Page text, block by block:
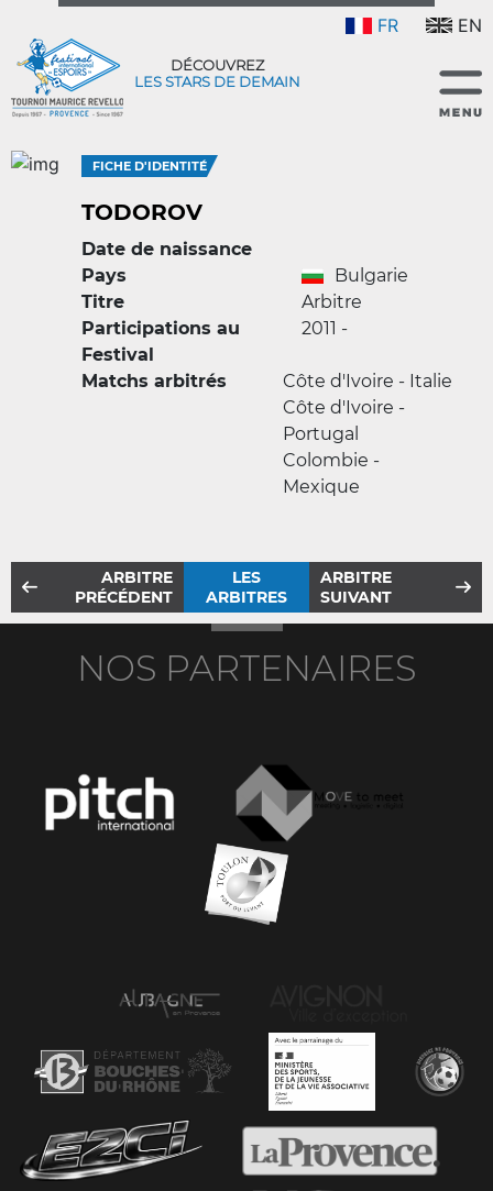
FR EN
DÉCOUVREZ
LES STARS DE DEMAIN
FICHE D'IDENTITÉ
TODOROV
Date de naissance
Pays
Bulgarie
Titre
Arbitre
Participations au
Festival
2011 -
Matchs arbitrés
Côte d'Ivoire - Italie
Côte d'Ivoire -
Portugal
Colombie -
Mexique
ARBITRE
PRÉCÉDENT
LES
ARBITRES
ARBITRE
SUIVANT
NOS PARTENAIRES